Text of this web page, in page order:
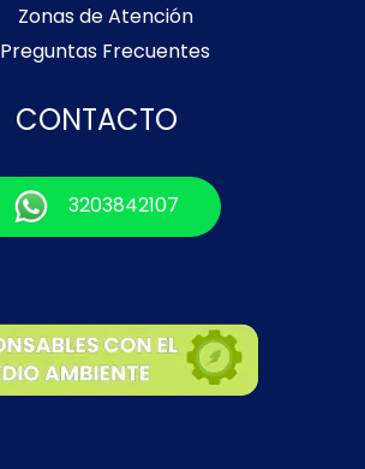
Zonas de Atención
Preguntas Frecuentes
CONTACTO
3203842107